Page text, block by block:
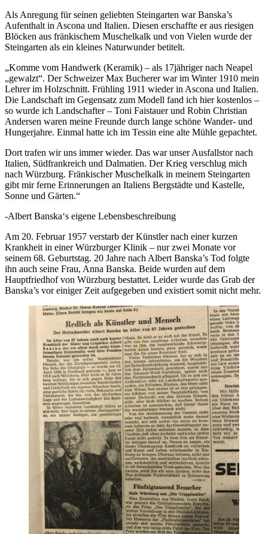
Als Anregung für seinen geliebten Steingarten war Banska’s
Aufenthalt in Ascona und Italien. Diesen erschaffte er aus riesigen
Blöcken aus fränkischem Muschelkalk und von Vielen wurde der
Steingarten als ein kleines Naturwunder betitelt.
„Komme vom Handwerk (Keramik) – als 17jähriger nach Neapel
„gewalzt“. Der Schweizer Max Bucherer war im Winter 1910 mein
Lehrer im Holzschnitt. Frühling 1911 wieder in Ascona und Italien.
Die Landschaft im Gegensatz zum Modell fand ich hier kostenlos –
so wurde ich Landschafter – Toni Faistauer und Robin Christian
Andersen waren meine Freunde durch lange schöne Wander- und
Hungerjahre. Einmal hatte ich im Tessin eine alte Mühle gepachtet.
Dort trafen wir uns immer wieder. Das war unser Ausfallstor nach
Italien, Südfrankreich und Dalmatien. Der Krieg verschlug mich
nach Würzburg. Fränkischer Muschelkalk in meinem Steingarten
gibt mir ferne Erinnerungen an Italiens Bergstädte und Kastelle,
Sonne und Gärten.“
-Albert Banska‘s eigene Lebensbeschreibung
Am 20. Februar 1957 verstarb der Künstler nach einer kurzen
Krankheit in einer Würzburger Klinik – nur zwei Monate vor
seinem 68. Geburtstag. 20 Jahre nach Albert Banska’s Tod folgte
ihn auch seine Frau, Anna Banska. Beide wurden auf dem
Hauptfriedhof von Würzburg bestattet. Leider wurde das Grab der
Banska’s vor einiger Zeit aufgegeben und existiert somit nicht mehr.